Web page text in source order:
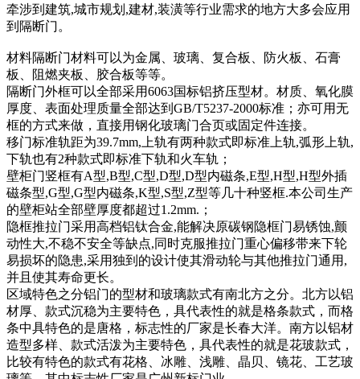
牵涉到建筑,城市规划,建材,装潢等行业需求的地方大多会应用
到隔断门。
材料隔断门材料可以为金属、玻璃、复合板、防火板、石膏
板、阻燃夹板、胶合板等等。
隔断门外框可以全部采用6063国标铝挤压型材。材质、氧化膜
厚度、表面处理质量全部达到GB/T5237-2000标准；亦可用无
框的方式来做，直接用钢化玻璃门合页或固定件连接。
移门标准轨距为39.7mm,上轨有两种款式即标准上轨,弧形上轨,
下轨也有2种款式即标准下轨和火车轨；
壁柜门竖框有A型,B型,C型,D型,D型内磁条,E型,H型,H型外插
磁条型,G型,G型内磁条,K型,S型,Z型等几十种竖框.本公司生产
的壁柜站全部壁厚度都超过1.2mm.；
隐框推拉门采用高档铝钛合金,能解决原碳钢隐框门易锈蚀,颤
动性大,不稳不安全等缺点,同时克服推拉门重心偏移带来下轮
易损坏的隐患,采用独到的设计使其滑动轮与其他推拉门通用,
并且使其寿命更长。
区域特色之分铝门的型材和玻璃款式有南北方之分。北方以铝
材厚、款式沉稳为主要特色，具代表性的就是格条款式，而格
条中具特色的是唐格，标志性的厂家是长春大洋。南方以铝材
造型多样、款式活泼为主要特色，具代表性的就是花玻款式，
比较有特色的款式有花格、冰雕、浅雕、晶贝、镜花、工艺玻